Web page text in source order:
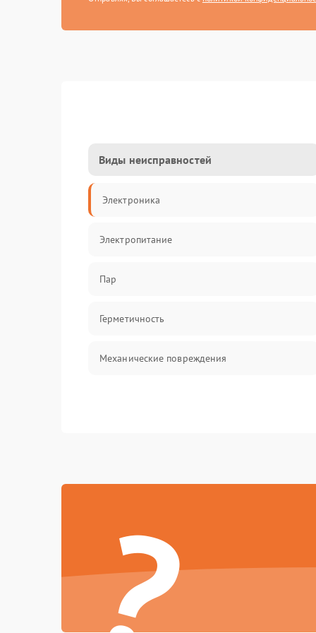
Виды неисправностей
Электроника
Электропитание
Пар
Герметичность
Механические повреждения